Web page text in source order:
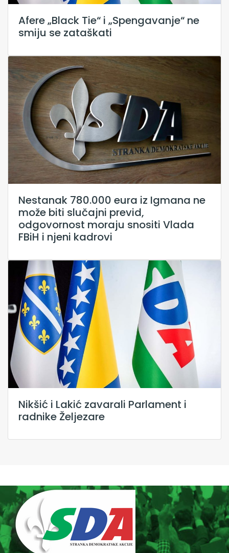
Afere „Black Tie“ i „Spengavanje“ ne
smiju se zataškati
Nestanak 780.000 eura iz Igmana ne
može biti slučajni previd,
odgovornost moraju snositi Vlada
FBiH i njeni kadrovi
Nikšić i Lakić zavarali Parlament i
radnike Željezare